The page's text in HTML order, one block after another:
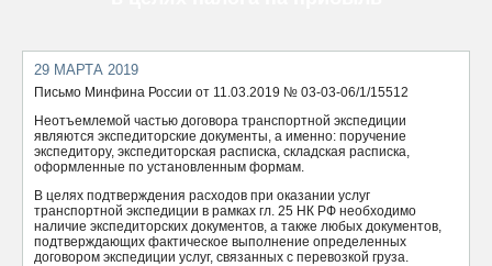
29 МАРТА 2019
Письмо Минфина России от 11.03.2019 № 03-03-06/1/15512
Неотъемлемой частью договора транспортной экспедиции
являются экспедиторские документы, а именно: поручение
экспедитору, экспедиторская расписка, складская расписка,
оформленные по установленным формам.
В целях подтверждения расходов при оказании услуг
транспортной экспедиции в рамках гл. 25 НК РФ необходимо
наличие экспедиторских документов, а также любых документов,
подтверждающих фактическое выполнение определенных
договором экспедиции услуг, связанных с перевозкой груза.